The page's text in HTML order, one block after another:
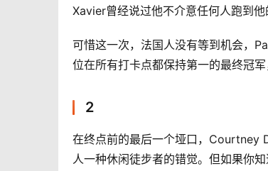
Xavier曾经说过他不介意任何人跑到
可惜这一次，法国人没有等到机会，
位在所有打卡点都保持第一的最终冠
2
在终点前的最后一个垭口，Courtney
人一种休闲徒步者的错觉。但如果你